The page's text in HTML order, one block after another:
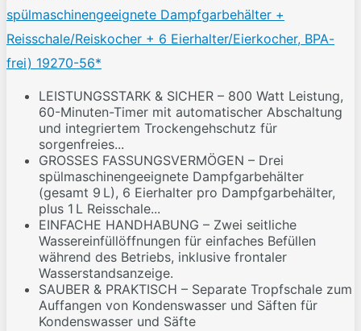
spülmaschinengeeignete Dampfgarbehälter +
Reisschale/Reiskocher + 6 Eierhalter/Eierkocher, BPA-
frei) 19270-56*
LEISTUNGSSTARK & SICHER – 800 Watt Leistung,
60-Minuten-Timer mit automatischer Abschaltung
und integriertem Trockengehschutz für
sorgenfreies...
GROSSES FASSUNGSVERMÖGEN – Drei
spülmaschinengeeignete Dampfgarbehälter
(gesamt 9 L), 6 Eierhalter pro Dampfgarbehälter,
plus 1 L Reisschale...
EINFACHE HANDHABUNG – Zwei seitliche
Wassereinfüllöffnungen für einfaches Befüllen
während des Betriebs, inklusive frontaler
Wasserstandsanzeige.
SAUBER & PRAKTISCH – Separate Tropfschale zum
Auffangen von Kondenswasser und Säften für
Kondenswasser und Säfte